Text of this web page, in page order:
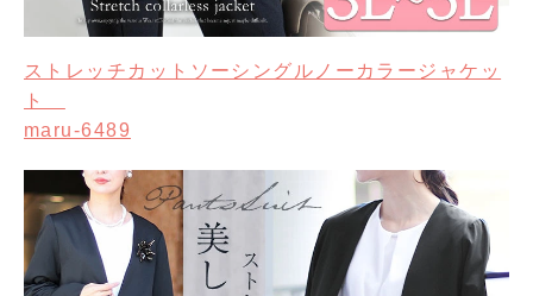
ストレッチカットソーシングルノーカラージャケッ
ト
maru-6489